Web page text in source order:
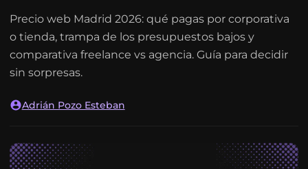
Precio web Madrid 2026: qué pagas por corporativa
o tienda, trampa de los presupuestos bajos y
comparativa freelance vs agencia. Guía para decidir
sin sorpresas.
Adrián Pozo Esteban